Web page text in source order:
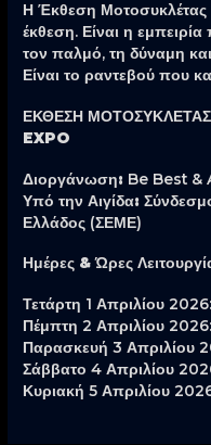
ΗΈκθεση
έκθεση. Είναι η
τον παλμό, τη δύναμη
Είναι το ραντεβού που
ΕΚΘΕΣΗ
EXPO
Διοργάνωση: Be Best &
Υπό την Αιγίδα:
Ελλάδος (ΣΕΜΕ)
Ημέρες & Ώρες
Τετάρτη 1 Απριλίου
Πέμπτη 2 Απριλίου
Παρασκευή 3 Απριλίου
Σάββατο 4 Απριλίου
Κυριακή 5 Απριλίου